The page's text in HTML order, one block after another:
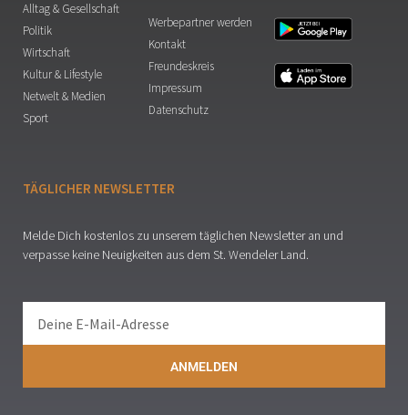
Alltag & Gesellschaft
Politik
Wirtschaft
Kultur & Lifestyle
Netwelt & Medien
Sport
Werbepartner werden
Kontakt
Freundeskreis
Impressum
Datenschutz
TÄGLICHER NEWSLETTER
Melde Dich kostenlos zu unserem täglichen Newsletter an und
verpasse keine Neuigkeiten aus dem St. Wendeler Land.
ANMELDEN